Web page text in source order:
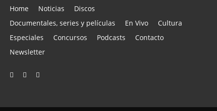
Home Noticias
Discos
Documentales, series y películas
En Vivo
Cultura
Especiales
Concursos Podcasts
Contacto
Newsletter